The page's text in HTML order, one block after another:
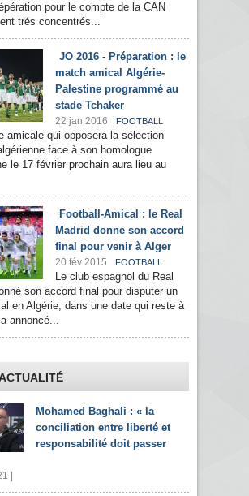
pour le compte de la CAN
trés concentrés...
JO 2016 - Préparation : le
match amical Algérie-
Palestine programmé au
stade Tchaker
22 jan 2016 FOOTBALL
amicale qui opposera la sélection
face à son homologue
le 17 février prochain aura lieu au
Football-Amical : le Real
Madrid donne son accord
final pour venir à Alger
20 fév 2015 FOOTBALL
Le club espagnol du Real
son accord final pour disputer un
en Algérie, dans une date qui reste à
annoncé...
Mohamed Baghali : « la
conciliation entre liberté et
responsabilité doit passer
|